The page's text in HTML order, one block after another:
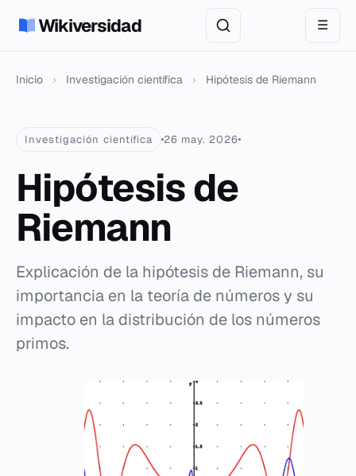
Wikiversidad ☰
Inicio › Investigación científica › Hipótesis de Riemann
Investigación científica 26 may. 2026
Hipótesis de
Riemann
Explicación de la hipótesis de Riemann, su
importancia en la teoría de números y su
impacto en la distribución de los números
primos.